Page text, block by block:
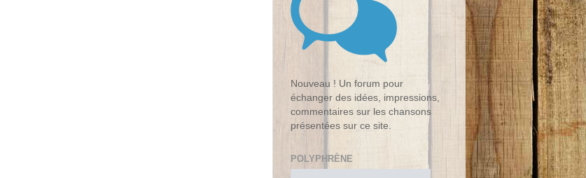
Nouveau ! Un forum pour
échanger des idées, impressions,
commentaires sur les chansons
présentées sur ce site.
POLYPHRÈNE